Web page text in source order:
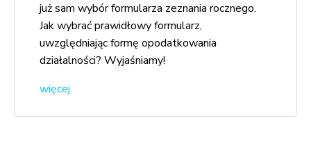
już sam wybór formularza zeznania rocznego.
Jak wybrać prawidłowy formularz,
uwzględniając formę opodatkowania
działalności? Wyjaśniamy!
więcej